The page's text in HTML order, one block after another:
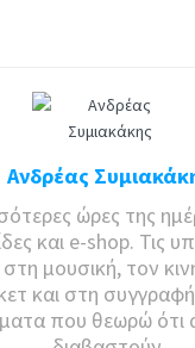
Ανδρέας
ώρες της
και e-shop. Τις
μουσική, τον
και στη
που θεωρώ ότι